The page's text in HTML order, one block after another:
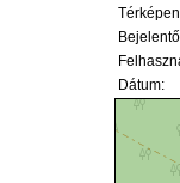
Dátum: